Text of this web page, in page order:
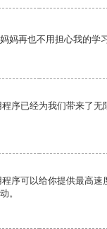
妈再也不用担心我的学
序已经为我们带来了无
序可以给你提供最高速
。